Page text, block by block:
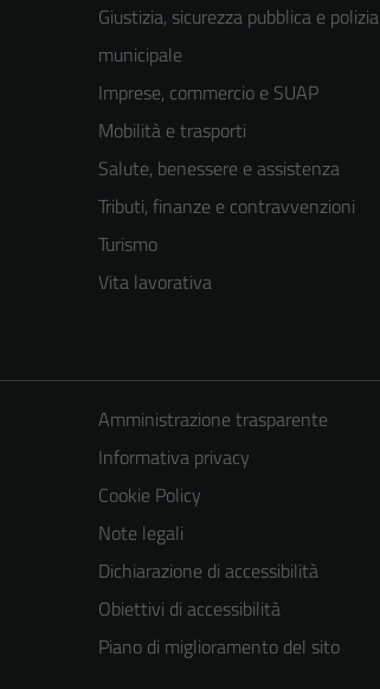
Giustizia, sicurezza pubblica e polizia
municipale
Imprese, commercio e SUAP
Mobilità e trasporti
Salute, benessere e assistenza
Tributi, finanze e contravvenzioni
Turismo
Vita lavorativa
Amministrazione trasparente
Informativa privacy
Cookie Policy
Note legali
Dichiarazione di accessibilità
Obiettivi di accessibilità
Piano di miglioramento del sito
Tecnici
Questi cookie
sono necessari
funzionamento
del sito e non